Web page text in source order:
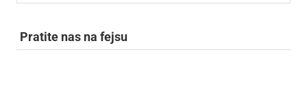
Pratite nas na fejsu